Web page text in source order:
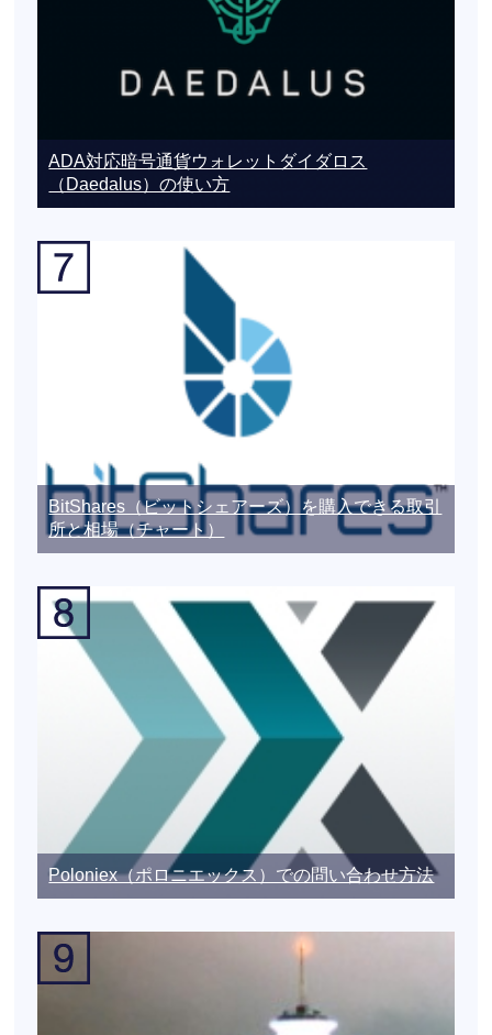
ADA対応暗号通貨ウォレットダイダロス
（Daedalus）の使い方
BitShares（ビットシェアーズ）を購入できる取引
所と相場（チャート）
Poloniex（ポロニエックス）での問い合わせ方法